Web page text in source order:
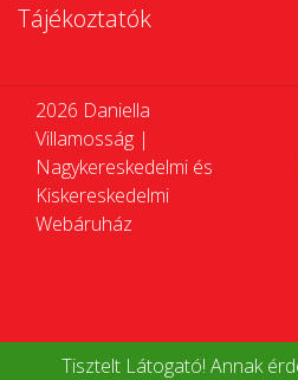
Tisztelt Látogató! Annak
Tájékoztatók
2026 Daniella
Villamosság |
Nagykereskedelmi és
Kiskereskedelmi
Webáruház